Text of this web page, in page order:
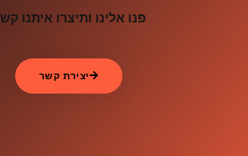
פנו אלינו ותיצרו איתנו
יצירת קשר